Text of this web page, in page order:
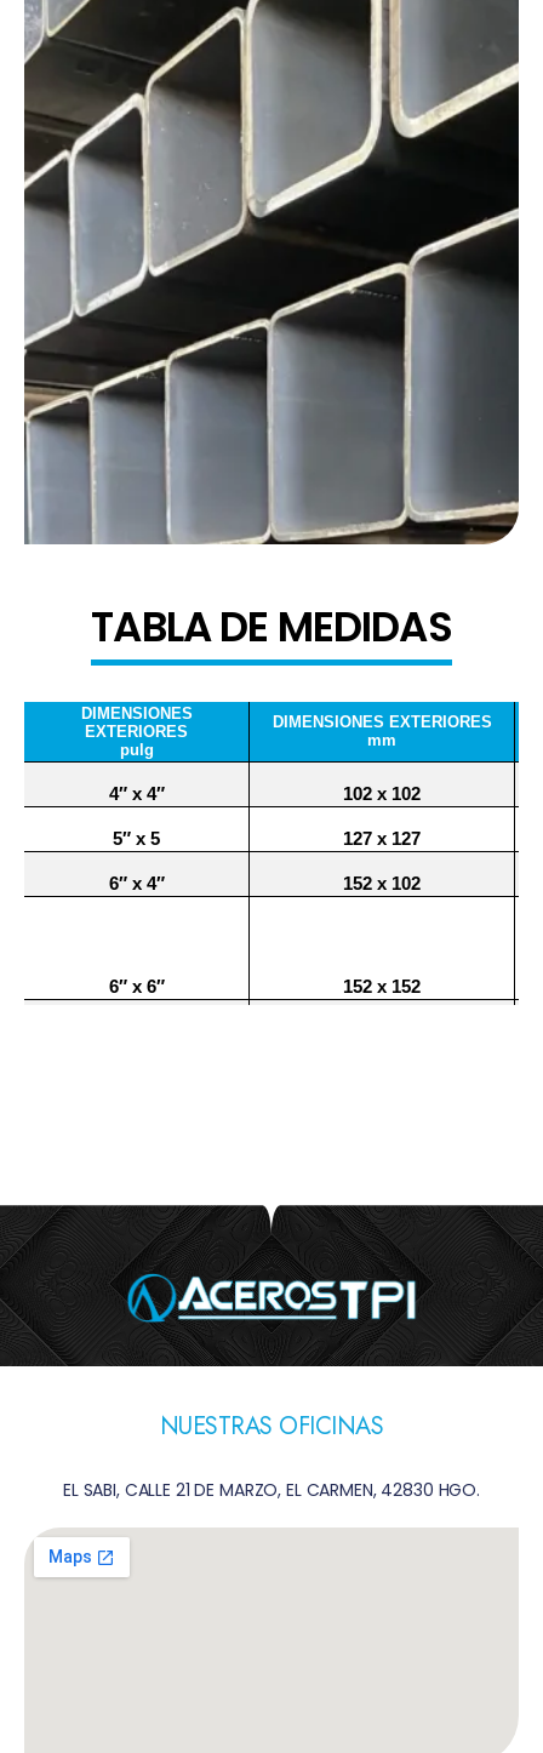
TABLA DE MEDIDAS
NUESTRAS OFICINAS
EL SABI, CALLE 21 DE MARZO, EL CARMEN, 42830 HGO.